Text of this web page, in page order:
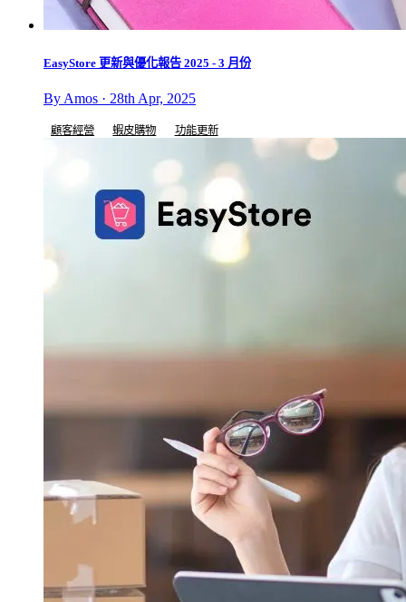
EasyStore 更新與優化報告 2025 - 3 月份
By Amos · 28th Apr, 2025
顧客經營 蝦皮購物 功能更新